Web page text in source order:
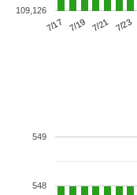
7/17 7/19 7/21 7/23
109,126
548
549